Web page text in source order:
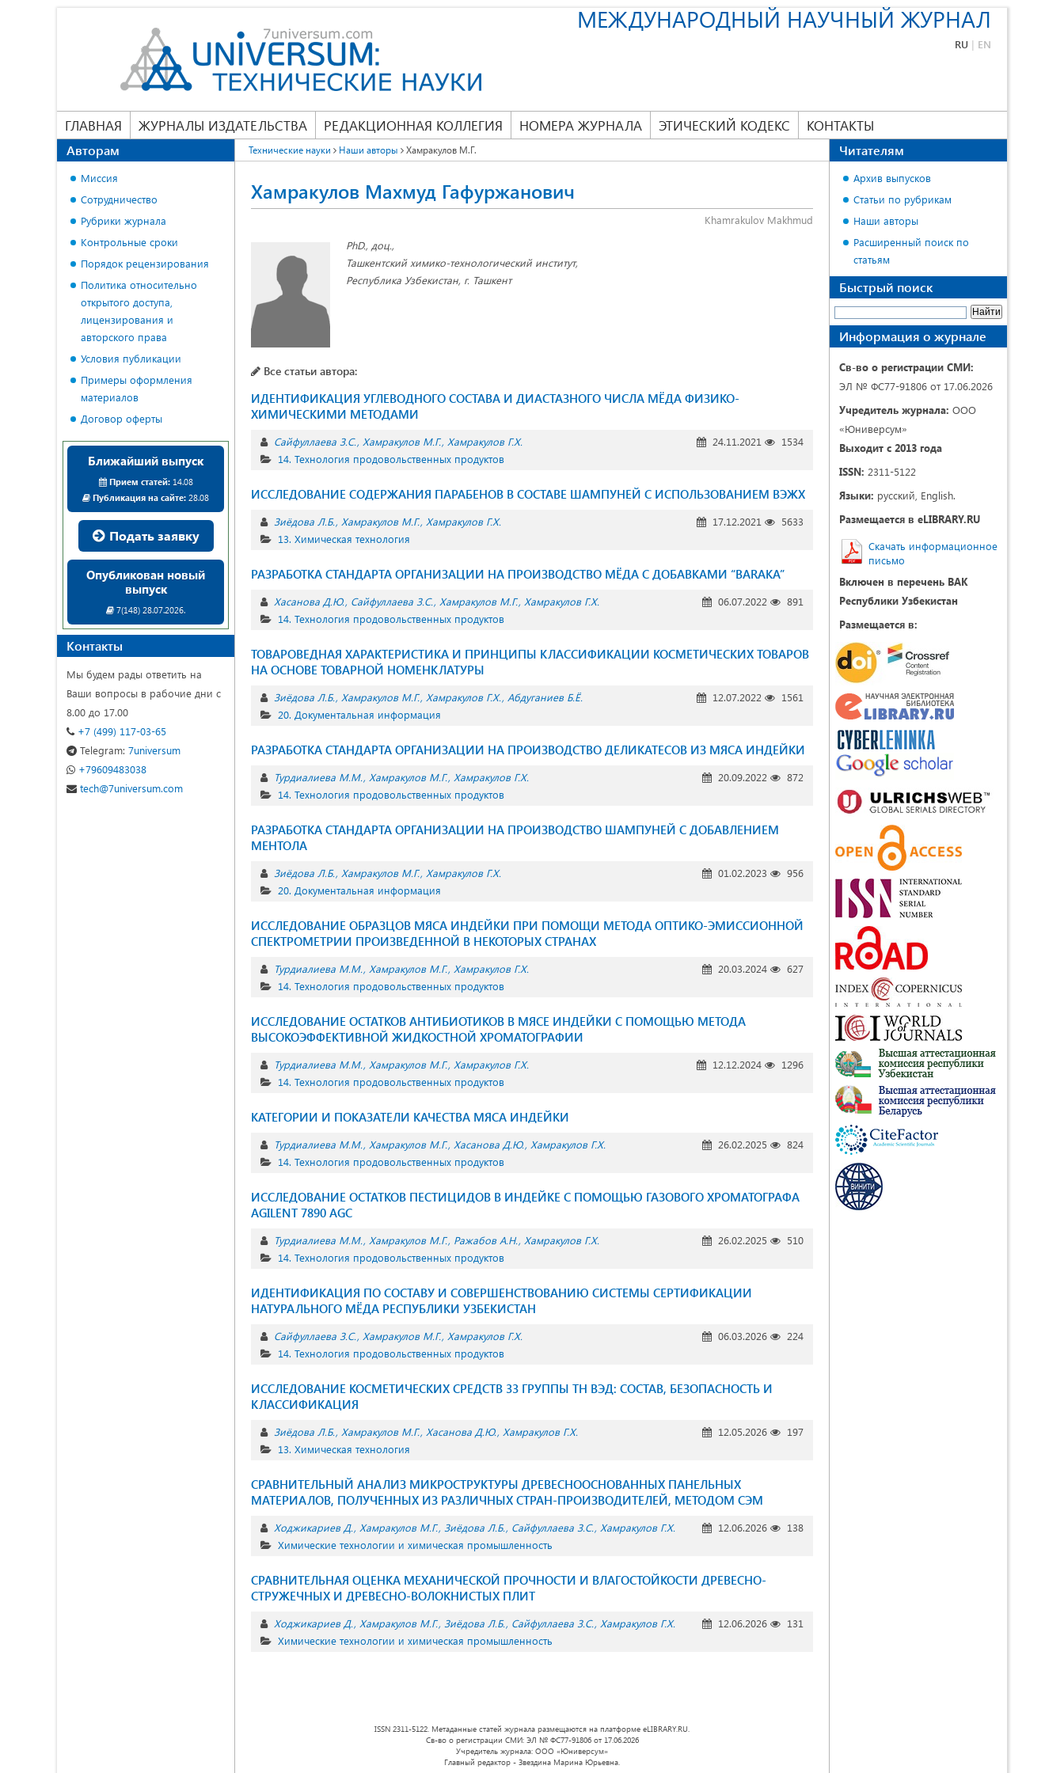
МЕЖДУНАРОДНЫЙ НАУЧНЫЙ ЖУРНАЛ
RU | EN
ГЛАВНАЯ ЖУРНАЛЫ ИЗДАТЕЛЬСТВА РЕДАКЦИОННАЯ КОЛЛЕГИЯ НОМЕРА ЖУРНАЛА ЭТИЧЕСКИЙ КОДЕКС КОНТАКТЫ
Технические науки Наши авторы Хамракулов М.Г.
Хамракулов Махмуд Гафуржанович
Khamrakulov Makhmud
PhD., доц.,
Ташкентский химико-технологический институт,
Республика Узбекистан, г. Ташкент
Все статьи автора:
ИДЕНТИФИКАЦИЯ УГЛЕВОДНОГО СОСТАВА И ДИАСТАЗНОГО ЧИСЛА МЁДА ФИЗИКО-
ХИМИЧЕСКИМИ МЕТОДАМИ
Сайфуллаева З.С. Хамракулов М.Г. Хамракулов Г.Х. 24.11.2021
1534
14. Технология продовольственных продуктов
ИССЛЕДОВАНИЕ СОДЕРЖАНИЯ ПАРАБЕНОВ В СОСТАВЕ ШАМПУНЕЙ С ИСПОЛЬЗОВАНИЕМ ВЭЖХ
Зиёдова Л.Б. Хамракулов М.Г. Хамракулов Г.Х. 17.12.2021
5633
13. Химическая технология
РАЗРАБОТКА СТАНДАРТА ОРГАНИЗАЦИИ НА ПРОИЗВОДСТВО МЁДА С ДОБАВКАМИ “BARAKA”
Хасанова Д.Ю. Сайфуллаева З.С. Хамракулов М.Г. Хамракулов Г.Х. 06.07.2022
891
14. Технология продовольственных продуктов
ТОВАРОВЕДНАЯ ХАРАКТЕРИСТИКА И ПРИНЦИПЫ КЛАССИФИКАЦИИ КОСМЕТИЧЕСКИХ ТОВАРОВ
НА ОСНОВЕ ТОВАРНОЙ НОМЕНКЛАТУРЫ
Зиёдова Л.Б. Хамракулов М.Г. Хамракулов Г.Х. Абдуганиев Б.Ё. 12.07.2022
1561
20. Документальная информация
РАЗРАБОТКА СТАНДАРТА ОРГАНИЗАЦИИ НА ПРОИЗВОДСТВО ДЕЛИКАТЕСОВ ИЗ МЯСА ИНДЕЙКИ
Турдиалиева М.М. Хамракулов М.Г. Хамракулов Г.Х. 20.09.2022
872
14. Технология продовольственных продуктов
РАЗРАБОТКА СТАНДАРТА ОРГАНИЗАЦИИ НА ПРОИЗВОДСТВО ШАМПУНЕЙ С ДОБАВЛЕНИЕМ
МЕНТОЛА
Зиёдова Л.Б. Хамракулов М.Г. Хамракулов Г.Х. 01.02.2023
956
20. Документальная информация
ИССЛЕДОВАНИЕ ОБРАЗЦОВ МЯСА ИНДЕЙКИ ПРИ ПОМОЩИ МЕТОДА ОПТИКО-ЭМИССИОННОЙ
СПЕКТРОМЕТРИИ ПРОИЗВЕДЕННОЙ В НЕКОТОРЫХ СТРАНАХ
Турдиалиева М.М. Хамракулов М.Г. Хамракулов Г.Х. 20.03.2024
627
14. Технология продовольственных продуктов
ИССЛЕДОВАНИЕ ОСТАТКОВ АНТИБИОТИКОВ В МЯСЕ ИНДЕЙКИ С ПОМОЩЬЮ МЕТОДА
ВЫСОКОЭФФЕКТИВНОЙ ЖИДКОСТНОЙ ХРОМАТОГРАФИИ
Турдиалиева М.М. Хамракулов М.Г. Хамракулов Г.Х. 12.12.2024
1296
14. Технология продовольственных продуктов
КАТЕГОРИИ И ПОКАЗАТЕЛИ КАЧЕСТВА МЯСА ИНДЕЙКИ
Турдиалиева М.М. Хамракулов М.Г. Хасанова Д.Ю. Хамракулов Г.Х. 26.02.2025
824
14. Технология продовольственных продуктов
ИССЛЕДОВАНИЕ ОСТАТКОВ ПЕСТИЦИДОВ В ИНДЕЙКЕ С ПОМОЩЬЮ ГАЗОВОГО ХРОМАТОГРАФА
AGILENT 7890 AGC
Турдиалиева М.М. Хамракулов М.Г. Ражабов А.Н. Хамракулов Г.Х. 26.02.2025
510
14. Технология продовольственных продуктов
ИДЕНТИФИКАЦИЯ ПО СОСТАВУ И СОВЕРШЕНСТВОВАНИЮ СИСТЕМЫ СЕРТИФИКАЦИИ
НАТУРАЛЬНОГО МЁДА РЕСПУБЛИКИ УЗБЕКИСТАН
Сайфуллаева З.С. Хамракулов М.Г. Хамракулов Г.Х. 06.03.2026
224
14. Технология продовольственных продуктов
ИССЛЕДОВАНИЕ КОСМЕТИЧЕСКИХ СРЕДСТВ 33 ГРУППЫ ТН ВЭД: СОСТАВ, БЕЗОПАСНОСТЬ И
КЛАССИФИКАЦИЯ
Зиёдова Л.Б. Хамракулов М.Г. Хасанова Д.Ю. Хамракулов Г.Х. 12.05.2026
197
13. Химическая технология
СРАВНИТЕЛЬНЫЙ АНАЛИЗ МИКРОСТРУКТУРЫ ДРЕВЕСНООСНОВАННЫХ ПАНЕЛЬНЫХ
МАТЕРИАЛОВ, ПОЛУЧЕННЫХ ИЗ РАЗЛИЧНЫХ СТРАН-ПРОИЗВОДИТЕЛЕЙ, МЕТОДОМ СЭМ
Ходжикариев Д. Хамракулов М.Г. Зиёдова Л.Б. Сайфуллаева З.С. Хамракулов Г.Х. 12.06.2026
138
Химические технологии и химическая промышленность
СРАВНИТЕЛЬНАЯ ОЦЕНКА МЕХАНИЧЕСКОЙ ПРОЧНОСТИ И ВЛАГОСТОЙКОСТИ ДРЕВЕСНО-
СТРУЖЕЧНЫХ И ДРЕВЕСНО-ВОЛОКНИСТЫХ ПЛИТ
Ходжикариев Д. Хамракулов М.Г. Зиёдова Л.Б. Сайфуллаева З.С. Хамракулов Г.Х. 12.06.2026
131
Химические технологии и химическая промышленность
ISSN 2311-5122. Метаданные статей журнала размещаются на платформе eLIBRARY.RU.
Св-во о регистрации СМИ: ЭЛ № ФС77-91806 от 17.06.2026
Учредитель журнала: ООО «Юниверсум»
Главный редактор - Звездина Марина Юрьевна.
Авторам
Миссия
Сотрудничество
Рубрики журнала
Контрольные сроки
Порядок рецензирования
Политика относительно
открытого доступа,
лицензирования и
авторского права
Условия публикации
Примеры оформления
материалов
Договор оферты
Ближайший выпуск
Прием статей:14.08
Публикация на сайте: 28.08
Подать заявку
Опубликован новый
выпуск
7(148) 28.07.2026.
Контакты
Мы будем рады ответить на
Ваши вопросы в рабочие дни с
8.00 до 17.00
+7 (499) 117-03-65
Telegram: 7universum
+79609483038
tech@7universum.com
Читателям
Архив выпусков
Статьи по рубрикам
Наши авторы
Расширенный поиск по
статьям
Быстрый поиск
Информация о журнале
Св-во о регистрации СМИ:
ЭЛ № ФС77-91806 от 17.06.2026
Учредитель журнала: ООО
«Юниверсум»
Выходит с 2013 года
ISSN: 2311-5122
Языки: русский, English.
Размещается в eLIBRARY.RU
Скачать информационное
письмо
Включен в перечень ВАК
Республики Узбекистан
Размещается в: